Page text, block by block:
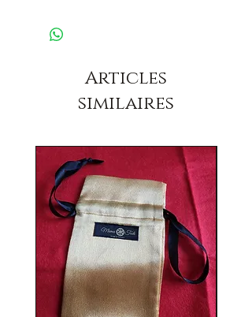
Articles
similaires